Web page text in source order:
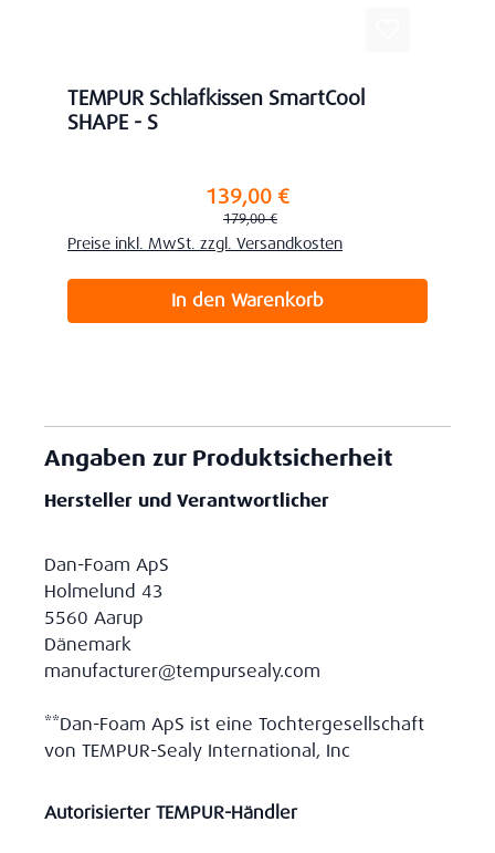
TEMPUR Schlafkissen SmartCool
SHAPE - S
139,00 €
Regulärer Preis:
179,00 €
Preise inkl. MwSt. zzgl. Versandkosten
In den Warenkorb
Angaben zur Produktsicherheit
Hersteller und Verantwortlicher
Dan-Foam ApS
Holmelund 43
5560 Aarup
Dänemark
manufacturer@tempursealy.com
**Dan-Foam ApS ist eine Tochtergesellschaft
von TEMPUR-Sealy International, Inc
Autorisierter TEMPUR-Händler